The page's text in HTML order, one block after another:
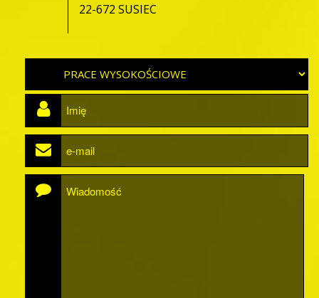
22-672 SUSIEC